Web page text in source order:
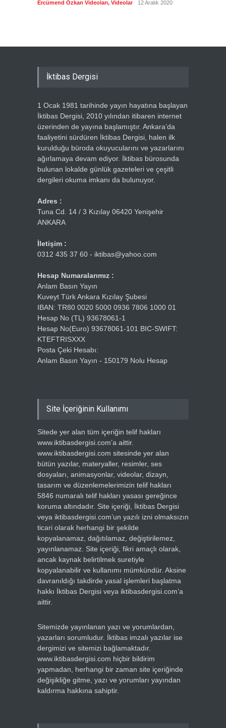
Ercümend Özkan Videoları, Videolar 12 Aralık 2020
İktibas Dergisi
1 Ocak 1981 tarihinde yayın hayatına başlayan
İktibas Dergisi, 2010 yılından itibaren internet
üzerinden de yayına başlamıştır. Ankara’da
faaliyetini sürdüren İktibas Dergisi, halen ilk
kurulduğu büroda okuyucularını ve yazarlarını
ağırlamaya devam ediyor. İktibas bürosunda
bulunan lokalde günlük gazeteleri ve çeşitli
dergileri okuma imkanı da bulunuyor.
Adres :
Tuna Cd. 14 / 3 Kızılay 06420 Yenişehir
ANKARA
İletişim :
0312 435 37 60 - iktibas@yahoo.com
Hesap Numaralarımız :
Anlam Basın Yayın
Kuveyt Türk Ankara Kızılay Şubesi
IBAN: TR80 0020 5000 0936 7806 1000 01
Hesap No (TL) 93678061-1
Hesap No(Euro) 93678061-101 BIC-SWIFT:
KTEFTRISXXX
Posta Çeki Hesabı:
Anlam Basın Yayın - 150179 Nolu Hesap
Site İçeriğinin Kullanımı
Sitede yer alan tüm içeriğin telif hakları
www.iktibasdergisi.com’a aittir.
www.iktibasdergisi.com sitesinde yer alan
bütün yazılar, materyaller, resimler, ses
dosyaları, animasyonlar, videolar, dizayn,
tasarım ve düzenlemelerimizin telif hakları
5846 numaralı telif hakları yasası gereğince
koruma altındadır. Site içeriği, İktibas Dergisi
veya iktibasdergisi.com’un yazılı izni olmaksızın
ticari olarak herhangi bir şekilde
kopyalanamaz, dağıtılamaz, değiştirilemez,
yayınlanamaz. Site içeriği, fikri amaçlı olarak,
ancak kaynak belirtilmek suretiyle
kopyalanabilir ve kullanımı mümkündür. Aksine
davranıldığı takdirde yasal işlemleri başlatma
hakkı İktibas Dergisi veya iktibasdergisi.com’a
aittir.
Sitemizde yayınlanan yazı ve yorumlardan,
yazarları sorumludur. İktibas imzalı yazılar ise
dergimizi ve sitemizi bağlamaktadır.
www.iktibasdergisi.com hiçbir bildirim
yapmadan, herhangi bir zaman site içeriğinde
değişikliğe gitme, yazı ve yorumları yayından
kaldırma hakkına sahiptir.